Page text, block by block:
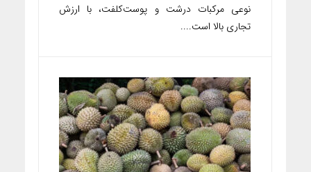
نوعی مرکبات درشت و پوست‌کلفت، با ارزش
تجاری بالا است....